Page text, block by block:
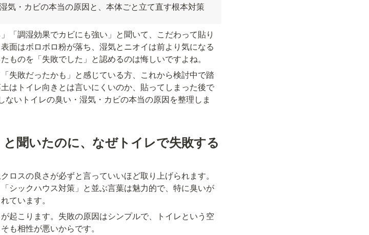
気・カビの本当の原因と、本体ごと立て直す根本対策
「調湿効果でカビにも強い」と聞いて、こだわって貼り
面はボロボロ粉が落ち、湿気とニオイは前より気になる
ものを「失敗でした」と認めるのは悔しいですよね。
失敗だったかも」と感じている方、これから検討中で踏
はトイレ向きとは言いにくいのか、貼ってしまった後で
いトイレの臭い・湿気・カビの本当の原因を整理しま
と聞いたのに、なぜトイレで失敗する
ロスの良さが必ずと言っていいほど取り上げられます。
シックハウス対策」と並ぶ言葉は魅力的で、特に臭いが
ています。
起こります。失敗の原因はシンプルで、トイレという空
も相性が悪いからです。